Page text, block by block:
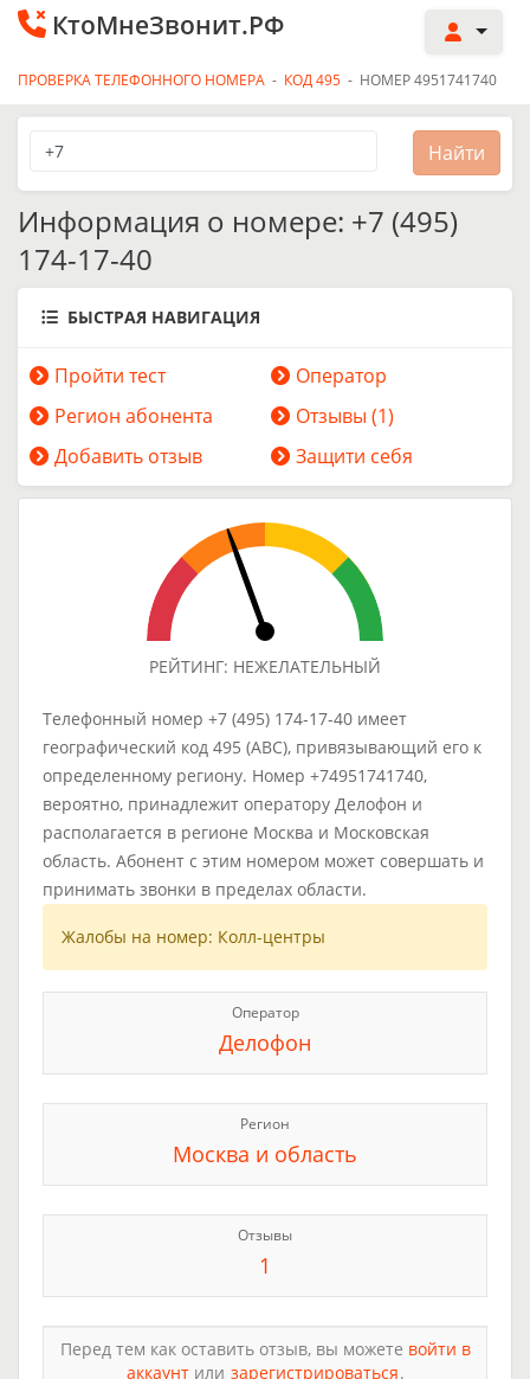
КтоМнеЗвонит.РФ
ПРОВЕРКА ТЕЛЕФОННОГО НОМЕРА - КОД 495 - НОМЕР 4951741740
Информация о номере: +7 (495)
174-17-40
БЫСТРАЯ НАВИГАЦИЯ
Пройти тест
Оператор
Регион абонента
Отзывы (1)
Добавить отзыв
Защити себя
РЕЙТИНГ: НЕЖЕЛАТЕЛЬНЫЙ
Телефонный номер +7 (495) 174-17-40 имеет
географический код 495 (ABC), привязывающий его к
определенному региону. Номер +74951741740,
вероятно, принадлежит оператору Делофон и
располагается в регионе Москва и Московская
область. Абонент с этим номером может совершать и
принимать звонки в пределах области.
Жалобы на номер: Колл-центры
Оператор
Делофон
Регион
Москва и область
Отзывы
1
Перед тем как оставить отзыв, вы можете войти в
аккаунтили зарегистрироваться.